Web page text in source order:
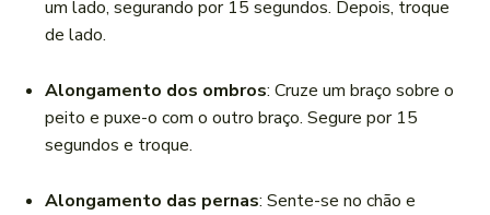
um lado, segurando por 15 segundos. Depois, troque
de lado.
Alongamento dos ombros: Cruze um braço sobre o
peito e puxe-o com o outro braço. Segure por 15
segundos e troque.
Alongamento das pernas: Sente-se no chão e